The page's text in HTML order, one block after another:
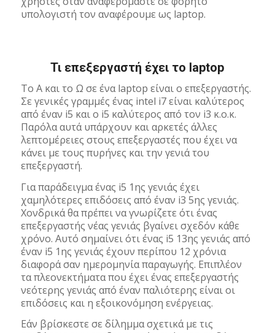
υπολογιστή τον αναφέρουμε ως laptop.
Τι επεξεργαστή έχει το laptop
To Α και το Ω σε ένα laptop είναι ο επεξεργαστής.
Σε γενικές γραμμές ένας intel i7 είναι καλύτερος
από έναν i5 και ο i5 καλύτερος από τον i3 κ.ο.κ.
Παρόλα αυτά υπάρχουν και αρκετές άλλες
λεπτομέρειες στους επεξεργαστές που έχει να
κάνει με τους πυρήνες και την γενιά του
επεξεργαστή.
Για παράδειγμα ένας i5 1ης γενιάς έχει
χαμηλότερες επιδόσεις από έναν i3 5ης γενιάς.
Χονδρικά θα πρέπει να γνωρίζετε ότι ένας
επεξεργαστής νέας γενιάς βγαίνει σχεδόν κάθε
χρόνο. Αυτό σημαίνει ότι ένας i5 13ης γενιάς από
έναν i5 1ης γενιάς έχουν περίπου 12 χρόνια
διαφορά σαν ημερομηνία παραγωγής. Επιπλέον
τα πλεονεκτήματα που έχει ένας επεξεργαστής
νεότερης γενιάς από έναν παλιότερης είναι οι
επιδόσεις και η εξοικονόμηση ενέργειας.
Εάν βρίσκεστε σε δίλημμα σχετικά με τις